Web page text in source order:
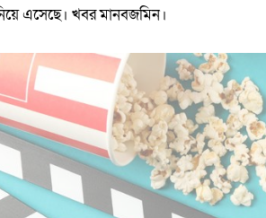
এসেছে। খবর মানবজমিন।